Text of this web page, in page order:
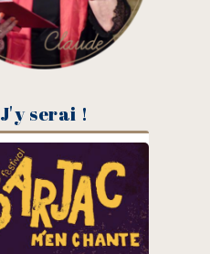
J'y serai !